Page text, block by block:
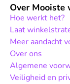
Over Mooiste
Hoe werkt het?
Laat
Meer aandacht
Over ons
Algemene
Veiligheid en